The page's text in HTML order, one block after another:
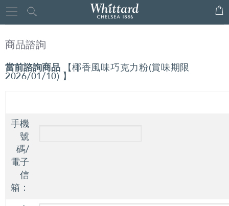
Close
Whittard
of
商品諮詢
當前諮詢商品 【椰香風味巧克力粉(賞味期限
2026/01/10) 】
手機
號
碼/
電子
信
箱：